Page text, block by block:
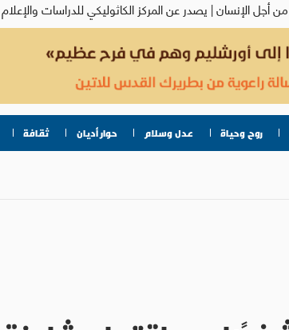
روح وحياة عدل وسلام حوار أديان ثقافة